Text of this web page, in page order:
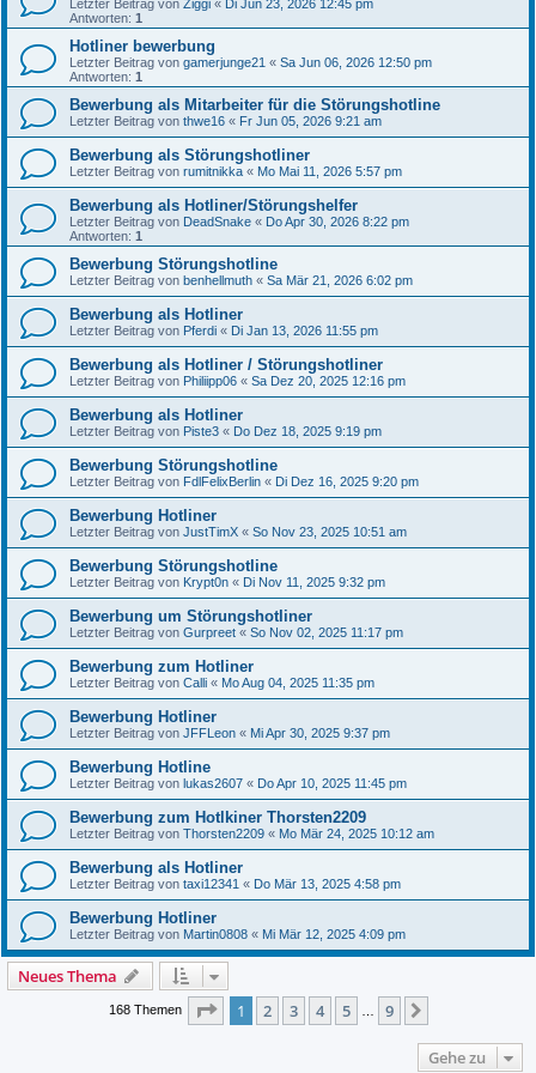
Letzter Beitrag von Ziggi « Di Jun 23, 2026 12:45 pm
Antworten: 1
Hotliner bewerbung
Letzter Beitrag von gamerjunge21 « Sa Jun 06, 2026 12:50 pm
Antworten: 1
Bewerbung als Mitarbeiter für die Störungshotline
Letzter Beitrag von thwe16 « Fr Jun 05, 2026 9:21 am
Bewerbung als Störungshotliner
Letzter Beitrag von rumitnikka « Mo Mai 11, 2026 5:57 pm
Bewerbung als Hotliner/Störungshelfer
Letzter Beitrag von DeadSnake « Do Apr 30, 2026 8:22 pm
Antworten: 1
Bewerbung Störungshotline
Letzter Beitrag von benhellmuth « Sa Mär 21, 2026 6:02 pm
Bewerbung als Hotliner
Letzter Beitrag von Pferdi « Di Jan 13, 2026 11:55 pm
Bewerbung als Hotliner / Störungshotliner
Letzter Beitrag von Philiipp06 « Sa Dez 20, 2025 12:16 pm
Bewerbung als Hotliner
Letzter Beitrag von Piste3 « Do Dez 18, 2025 9:19 pm
Bewerbung Störungshotline
Letzter Beitrag von FdlFelixBerlin « Di Dez 16, 2025 9:20 pm
Bewerbung Hotliner
Letzter Beitrag von JustTimX « So Nov 23, 2025 10:51 am
Bewerbung Störungshotline
Letzter Beitrag von Krypt0n « Di Nov 11, 2025 9:32 pm
Bewerbung um Störungshotliner
Letzter Beitrag von Gurpreet « So Nov 02, 2025 11:17 pm
Bewerbung zum Hotliner
Letzter Beitrag von Calli « Mo Aug 04, 2025 11:35 pm
Bewerbung Hotliner
Letzter Beitrag von JFFLeon « Mi Apr 30, 2025 9:37 pm
Bewerbung Hotline
Letzter Beitrag von lukas2607 « Do Apr 10, 2025 11:45 pm
Bewerbung zum Hotlkiner Thorsten2209
Letzter Beitrag von Thorsten2209 « Mo Mär 24, 2025 10:12 am
Bewerbung als Hotliner
Letzter Beitrag von taxi12341 « Do Mär 13, 2025 4:58 pm
Bewerbung Hotliner
Letzter Beitrag von Martin0808 « Mi Mär 12, 2025 4:09 pm
Neues Thema
168 Themen Seite 1von
1 2 3 4 5 9
Gehe zu